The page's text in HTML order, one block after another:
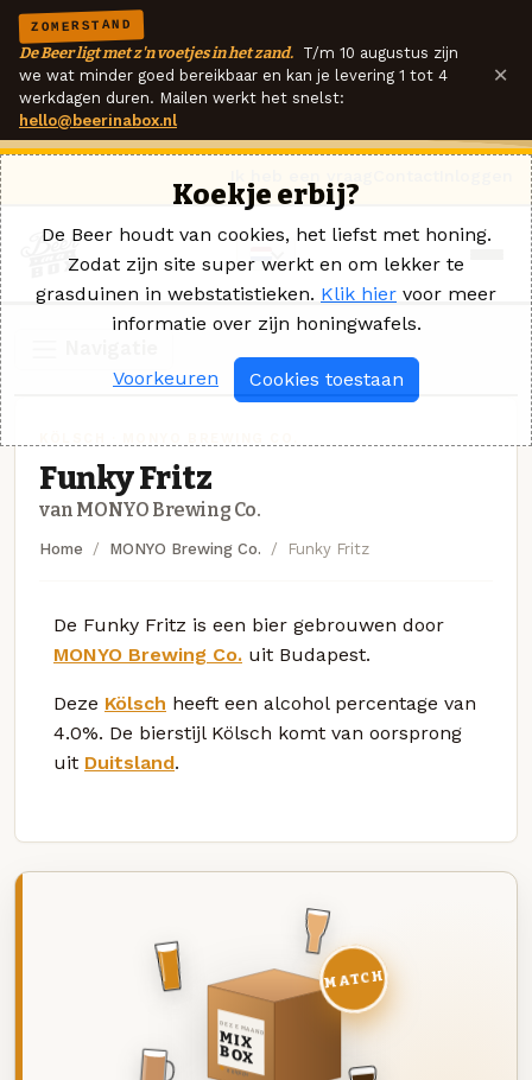
ZOMERSTAND
De Beer ligt met z'n voetjes in het zand. T/m 10 augustus zijn
we wat minder goed bereikbaar en kan je levering 1 tot 4
werkdagen duren. Mailen werkt het snelst:
hello@beerinabox.nl
×
Funky Fritz
van MONYO Brewing Co.
Home MONYO Brewing Co. Funky Fritz
De Funky Fritz is een bier gebrouwen door
MONYO Brewing Co. uit Budapest.
Deze Kölsch heeft een alcohol percentage van
4.0%. De bierstijl Kölsch komt van oorsprong
uit Duitsland.
DEZE MAAND
MIX
BOX
8 BIEREN
MATCH
Koekje erbij?
De Beer houdt van cookies, het liefst met honing.
Zodat zijn site super werkt en om lekker te
grasduinen in webstatistieken. Klik hier voor meer
informatie over zijn honingwafels.
Voorkeuren Cookies toestaan